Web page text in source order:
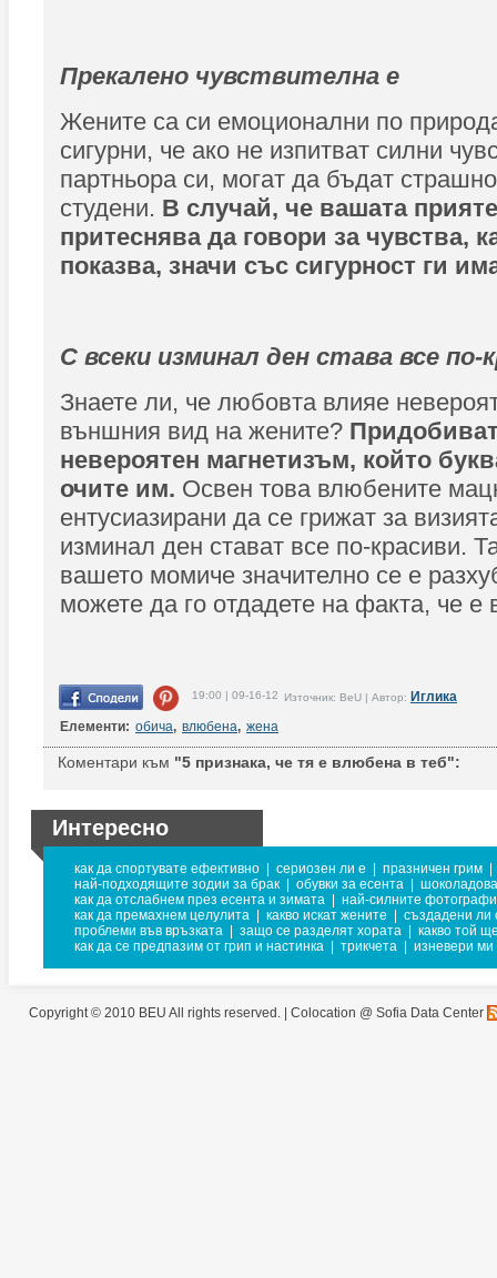
Прекалено чувствителна е
Жените са си емоционални по
сигурни, че ако не изпитват силни
партньора си, могат да бъдат
студени. В случай, че вашата
притеснява да говори за чувства,
показва, значи със сигурност ги
С всеки изминал ден става все по-
Знаете ли, че любовта влияе
външния вид на жените?
невероятен магнетизъм, който
очите им. Освен това влюбените
ентусиазирани да се грижат за
изминал ден стават все по-красиви.
вашето момиче значително се е
можете да го отдадете на факта, че
19:00 | 09-16-12 Източник: BeU | Автор: Иглика
Елементи: обича, влюбена, жена
Коментари към "5 признака, че тя е влюбена в теб":
Интересно
как да спортувате ефективно сериозен ли е празничен грим
най-подходящите зодии за брак
обувки за есента
как да отслабнем през есента и зимата
най-силните
как да премахнем целулита
какво искат жените
създадени ли
проблеми във връзката
защо се разделят хората
какво той
как да се предпазим от грип и настинка
трикчета изневери ми
Copyright © 2010 BEU All rights reserved. | Colocation @ Sofia Data Center